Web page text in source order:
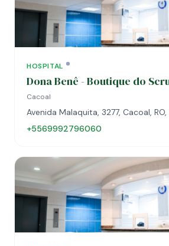
HOSPITAL
Dona Benê - Boutique do
Cacoal
Avenida Malaquita, 3277, Cacoal,
+5569992796060